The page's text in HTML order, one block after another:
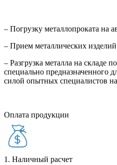
– Погрузку металлопроката на
– Прием металлических изделий
– Разгрузка металла на складе
специально предназначенного
силой опытных специалистов
Оплата продукции
1. Наличный расчет